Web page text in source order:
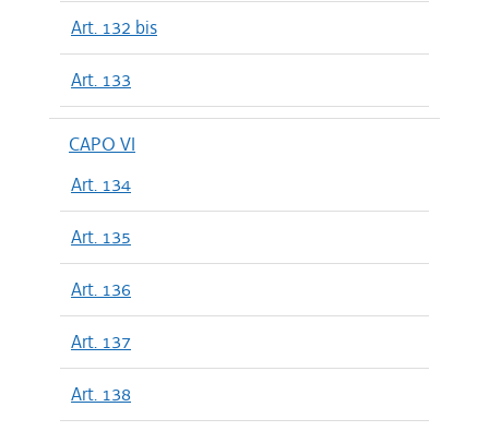
Art. 132 bis
Art. 133
CAPO VI
Art. 134
Art. 135
Art. 136
Art. 137
Art. 138